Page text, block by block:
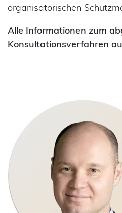
organisatorischen
Alle Informationen zum
Konsultationsverfahren